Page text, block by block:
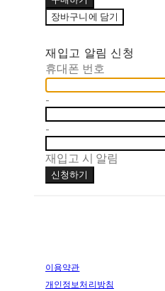
장바구니에 담기
재입고 알림 신청
휴대폰 번호
-
-
재입고 시 알림
신청하기
이용약관
개인정보처리방침